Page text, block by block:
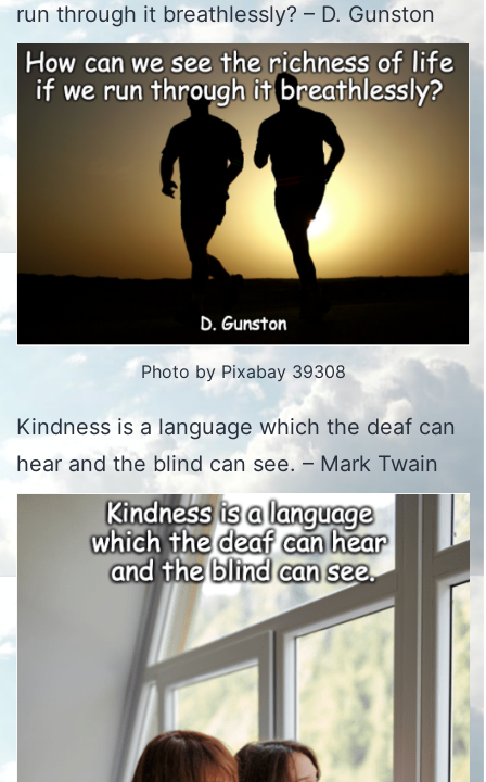
run through it breathlessly? – D. Gunston
Photo by Pixabay 39308
Kindness is a language which the deaf can
hear and the blind can see. – Mark Twain